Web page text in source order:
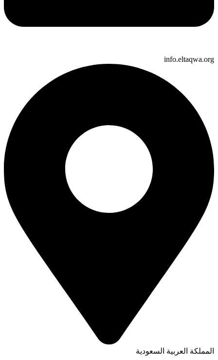
info.eltaqwa.org
المملكة العربية السعودية